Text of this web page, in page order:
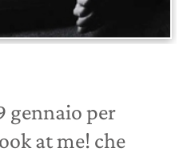
gennaio per
at me! che